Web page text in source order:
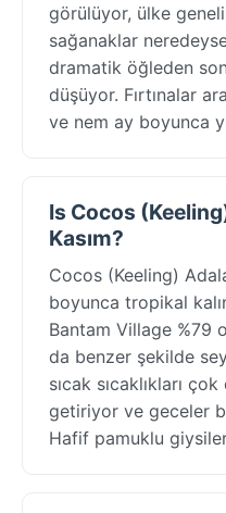
görülüyor, ülke
sağanaklar
dramatik öğleden
düşüyor. Fırtınalar
ve nem ay boyunca
Is Cocos
Kasım?
Cocos (Keeling)
boyunca tropikal
Bantam Village %79
da benzer şekilde
sıcak sıcaklıkları
getiriyor ve geceler
Hafif pamuklu